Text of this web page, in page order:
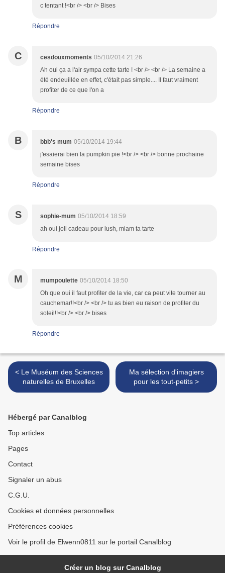
c tentant !<br /> <br /> Bises
Répondre
C cesdouxmoments 05/10/2014 21:26
Ah oui ça a l'air sympa cette tarte ! <br /> <br /> La semaine a
été endeuillée en effet, c'était pas simple.... Il faut vraiment
profiter de ce que l'on a
Répondre
B bbb's mum 05/10/2014 19:44
j'esaierai bien la pumpkin pie !<br /> <br /> bonne prochaine
semaine bises
Répondre
S sophie-mum 05/10/2014 18:59
ah oui joli cadeau pour lush, miam ta tarte
Répondre
M mumpoulette 05/10/2014 18:50
Oh que oui il faut profiter de la vie, car ca peut vite tourner au
cauchemar!!<br /> <br /> tu as bien eu raison de profiter du
soleil!!<br /> <br /> bises
Répondre
< Le Muséum des Sciences
naturelles de Bruxelles
Ma sélection d'imagiers
pour les tout-petits >
Hébergé par Canalblog
Top articles
Pages
Contact
Signaler un abus
C.G.U.
Cookies et données personnelles
Préférences cookies
Voir le profil de Elwenn0811 sur le portail Canalblog
Créer un blog sur Canalblog